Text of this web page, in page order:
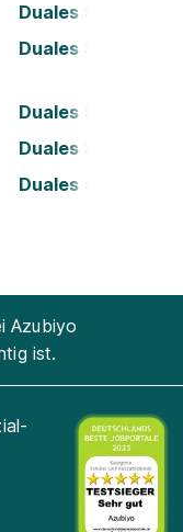
Duales Studium
Duales Studium
Duales Studium
Duales Studium
Duales Studium
Azubiyo
ist.